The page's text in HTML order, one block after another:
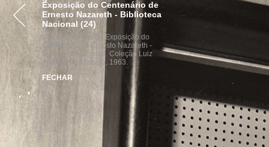
VISITE
Exposição do Centenário de
Ernesto Nazareth - Biblioteca
Nacional (24)
Um dos painéis da Exposição do
Centenário de Ernesto Nazareth -
Biblioteca Nacional. Coleção Luiz
Antonio de Almeida, 1963.
FECHAR
realização parcerias